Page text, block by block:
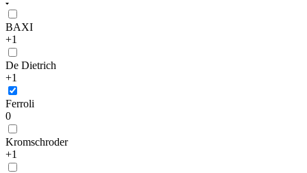
BAXI
+1
De Dietrich
+1
Ferroli
0
Kromschroder
+1